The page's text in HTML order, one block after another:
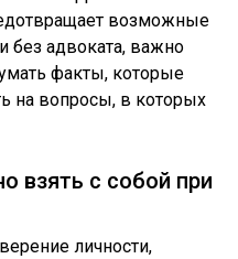
возможные
без адвоката, важно
факты, которые
на вопросы, в которых
взять с собой при
личности,